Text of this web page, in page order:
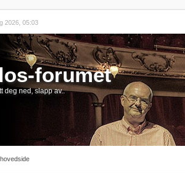
2026, 05:03
forumet
deg ned, slapp av..